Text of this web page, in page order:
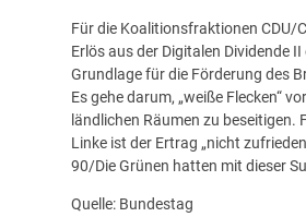
Für die Koalitionsfraktionen CDU/
Erlös aus der Digitalen Dividende II
Grundlage für die Förderung des
Es gehe darum, „weiße Flecken“
ländlichen Räumen zu beseitigen.
Linke ist der Ertrag „nicht
90/Die Grünen hatten mit dieser
Quelle: Bundestag